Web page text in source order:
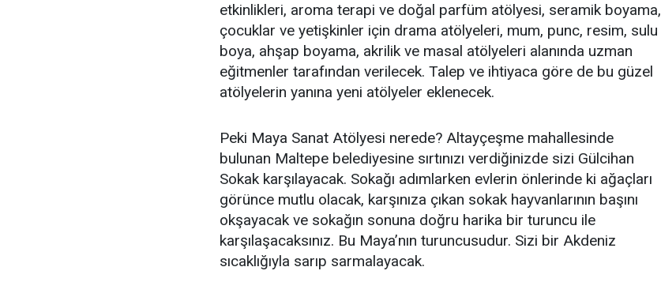
etkinlikleri, aroma terapi ve doğal parfüm atölyesi, seramik boyama,
çocuklar ve yetişkinler için drama atölyeleri, mum, punc, resim, sulu
boya, ahşap boyama, akrilik ve masal atölyeleri alanında uzman
eğitmenler tarafından verilecek. Talep ve ihtiyaca göre de bu güzel
atölyelerin yanına yeni atölyeler eklenecek.
Peki Maya Sanat Atölyesi nerede? Altayçeşme mahallesinde
bulunan Maltepe belediyesine sırtınızı verdiğinizde sizi Gülcihan
Sokak karşılayacak. Sokağı adımlarken evlerin önlerinde ki ağaçları
görünce mutlu olacak, karşınıza çıkan sokak hayvanlarının başını
okşayacak ve sokağın sonuna doğru harika bir turuncu ile
karşılaşacaksınız. Bu Maya’nın turuncusudur. Sizi bir Akdeniz
sıcaklığıyla sarıp sarmalayacak.